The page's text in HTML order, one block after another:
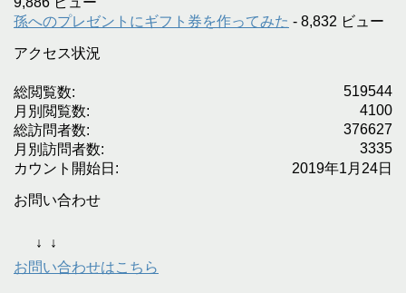
孫へのプレゼントにギフト券を作ってみた - 8,832 ビュー
アクセス状況
519544
総閲覧数:
4100
月別閲覧数:
376627
総訪問者数:
3335
月別訪問者数:
2019年1月24日
カウント開始日:
お問い合わせ
↓
↓
お問い合わせはこちら